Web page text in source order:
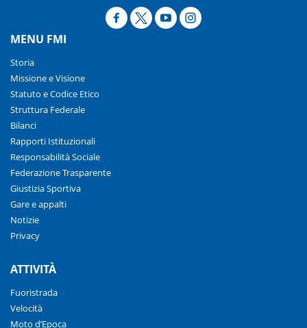
MENU FMI
Storia
Missione e Visione
Statuto e Codice Etico
Struttura Federale
Bilanci
Rapporti Istituzionali
Responsabilità Sociale
Federazione Trasparente
Giustizia Sportiva
Gare e appalti
Notizie
Privacy
ATTIVITÀ
Fuoristrada
Velocità
Moto d’Epoca